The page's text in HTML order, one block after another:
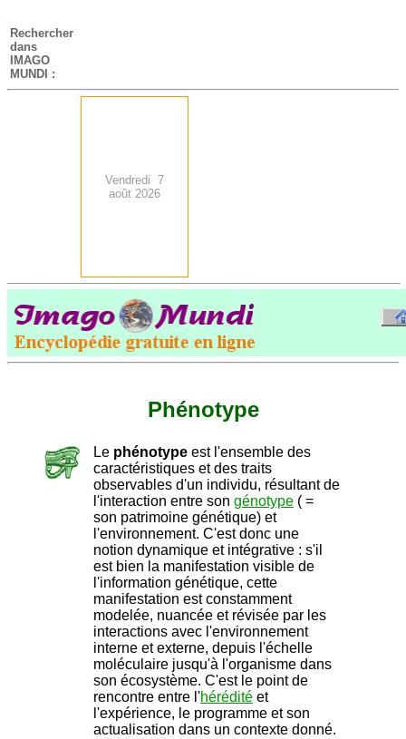
-
Rechercher
dans
IMAGO
MUNDI :
Vendredi 7
août 2026
.
-
Phénotype
Le phénotype est l'ensemble des
caractéristiques et des traits
observables d'un individu, résultant de
l'interaction entre son génotype ( =
son patrimoine génétique) et
l'environnement. C'est donc une
notion dynamique et intégrative : s'il
est bien la manifestation visible de
l'information génétique, cette
manifestation est constamment
modelée, nuancée et révisée par les
interactions avec l'environnement
interne et externe, depuis l'échelle
moléculaire jusqu'à l'organisme dans
son écosystème. C'est le point de
rencontre entre l'hérédité et
l'expérience, le programme et son
actualisation dans un contexte donné.